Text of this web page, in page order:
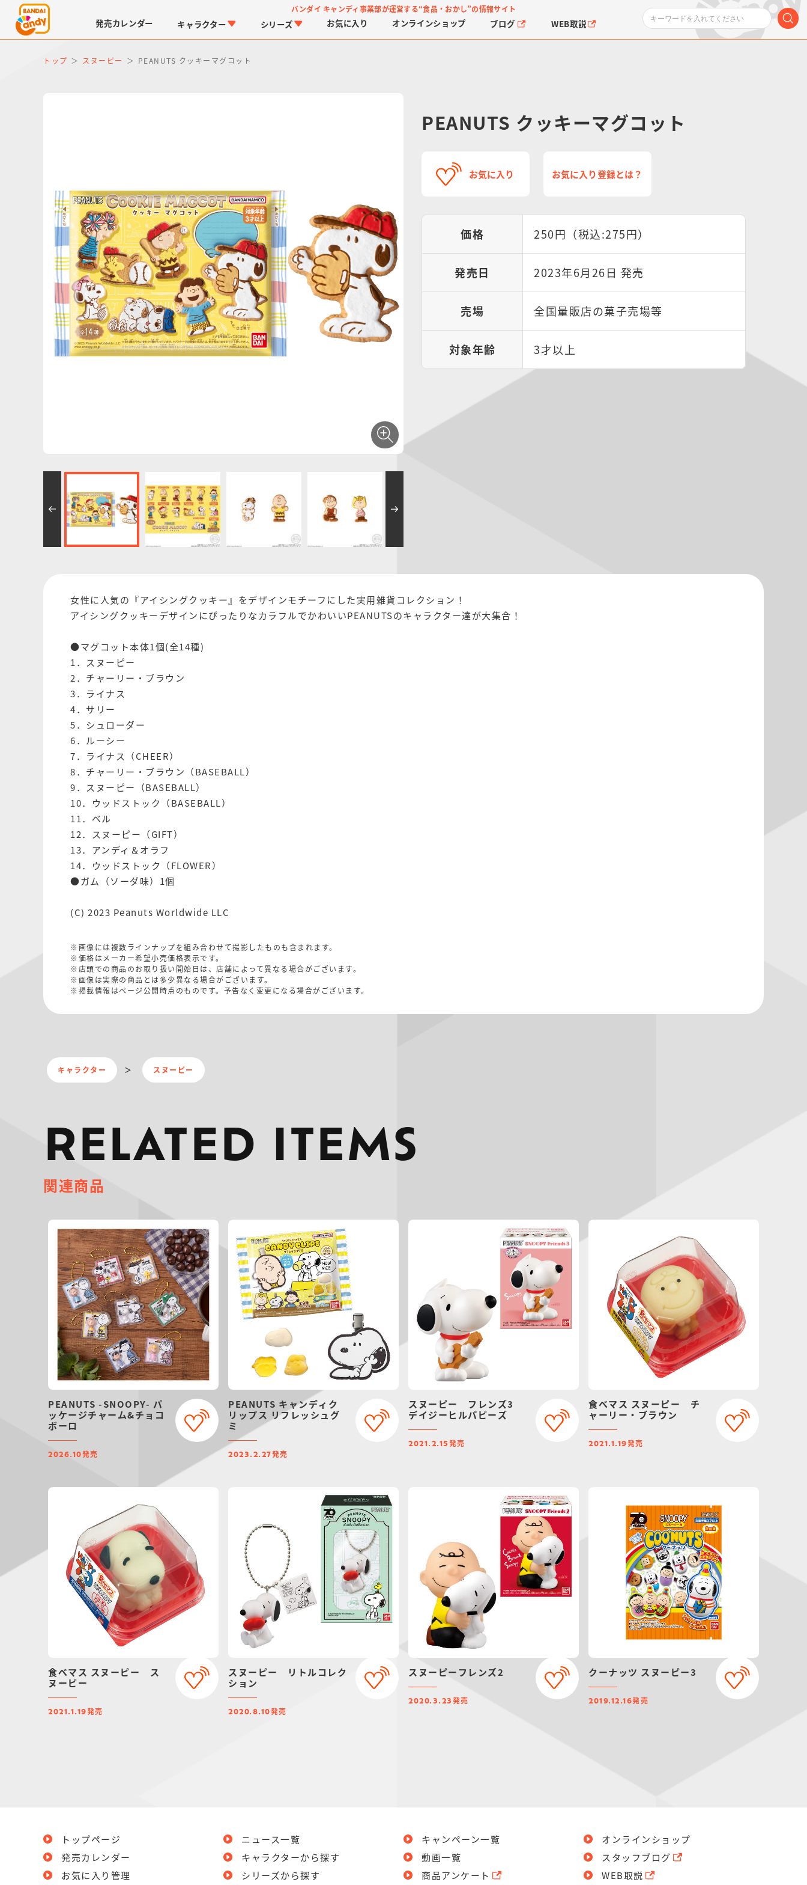
バンダイ キャンディ事業部が運営する“食品・おかし”の情報サイト
発売カレンダー キャラクター
プリキュアシリーズ
シリーズ
チョコサプ
スクエアシール
お気に入り オンラインショップ ブログ WEB取説
トップ スヌーピー PEANUTS クッキーマグコット
PEANUTS クッキーマグコット
お気に入り お気に入り登録とは？
価格 250円（税込:275円）
発売日 2023年6月26日 発売
売場 全国量販店の菓子売場等
対象年齢 3才以上
女性に人気の『アイシングクッキー』をデザインモチーフにした実用雑貨コレクション！
アイシングクッキーデザインにぴったりなカラフルでかわいいPEANUTSのキャラクター達が大集合！
●マグコット本体1個(全14種)
1．スヌーピー
2．チャーリー・ブラウン
3．ライナス
4．サリー
5．シュローダー
6．ルーシー
7．ライナス（CHEER）
8．チャーリー・ブラウン（BASEBALL）
9．スヌーピー（BASEBALL）
10．ウッドストック（BASEBALL）
11．ベル
12．スヌーピー（GIFT）
13．アンディ＆オラフ
14．ウッドストック（FLOWER）
●ガム（ソーダ味）1個
(C) 2023 Peanuts Worldwide LLC
※画像には複数ラインナップを組み合わせて撮影したものも含まれます。
※価格はメーカー希望小売価格表示です。
※店頭での商品のお取り扱い開始日は、店舗によって異なる場合がございます。
※画像は実際の商品とは多少異なる場合がございます。
※掲載情報はページ公開時点のものです。予告なく変更になる場合がございます。
キャラクター スヌーピー
RELATED ITEMS
関連商品
PEANUTS -SNOOPY- パ
ッケージチャーム&チョコ
ボーロ
2026.10発売
PEANUTS キャンディク
リップス リフレッシュグ
ミ
2023.2.27 発売
スヌーピー フレンズ3
デイジーヒルパピーズ
2021.2.15 発売
食べマス スヌーピー チ
ャーリー・ブラウン
2021.1.19発売
食べマス スヌーピー ス
ヌーピー
2021.1.19発売
スヌーピー リトルコレク
ション
2020.8.10発売
スヌーピーフレンズ2
2020.3.23 発売
クーナッツ スヌーピー3
2019.12.16発売
トップページ
発売カレンダー
お気に入り管理
ニュース一覧
キャラクターから探す
シリーズから探す
キャンペーン一覧
動画一覧
商品アンケート
オンラインショップ
スタッフブログ
WEB取説